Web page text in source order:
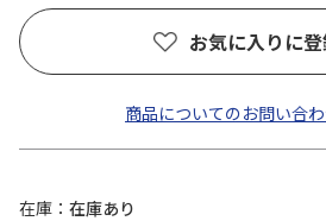
お気に入りに
商品についてのお問い合
在庫
在庫あり